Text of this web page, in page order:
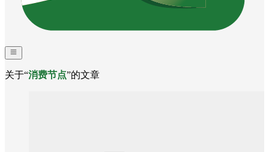
关于“消费节点”的文章